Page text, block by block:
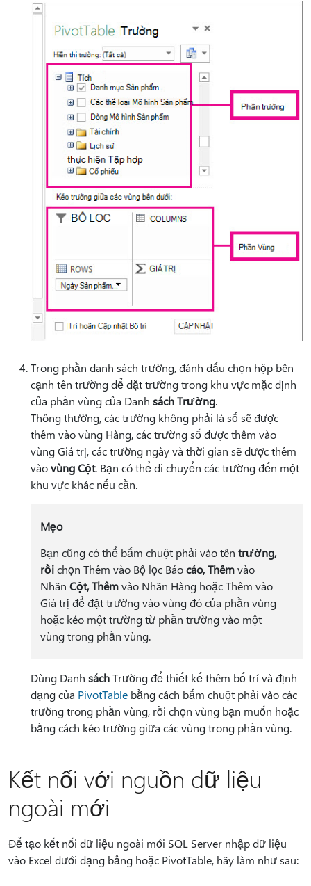
Trong phần danh sách trường, đánh dấu chọn hộp bên
cạnh tên trường để đặt trường trong khu vực mặc định
của phần vùng của Danh sách Trường.
Thông thường, các trường không phải là số sẽ được
thêm vào vùng Hàng, các trường số được thêm vào
vùng Giá trị, các trường ngày và thời gian sẽ được thêm
vàovùng Cột. Bạn có thể di chuyển các trường đến một
khu vực khác nếu cần.
Mẹo
Bạn cũng có thể bấm chuột phải vào tên trường,
rồichọn Thêm vào Bộ lọc Báocáo, Thêmvào
Nhãn Cột, Thêmvào Nhãn Hàng hoặc Thêm vào
Giá trị để đặt trường vào vùng đó của phần vùng
hoặc kéo một trường từ phần trường vào một
vùng trong phần vùng.
Dùng Danh sáchTrường để thiết kế thêm bố trí và định
dạng của PivotTable bằng cách bấm chuột phải vào các
trường trong phần vùng, rồi chọn vùng bạn muốn hoặc
bằng cách kéo trường giữa các vùng trong phần vùng.
Kết nối với nguồn dữ liệu
ngoài mới
Để tạo kết nối dữ liệu ngoài mới SQL Server nhập dữ liệu
vào Excel dưới dạng bảng hoặc PivotTable, hãy làm như sau: